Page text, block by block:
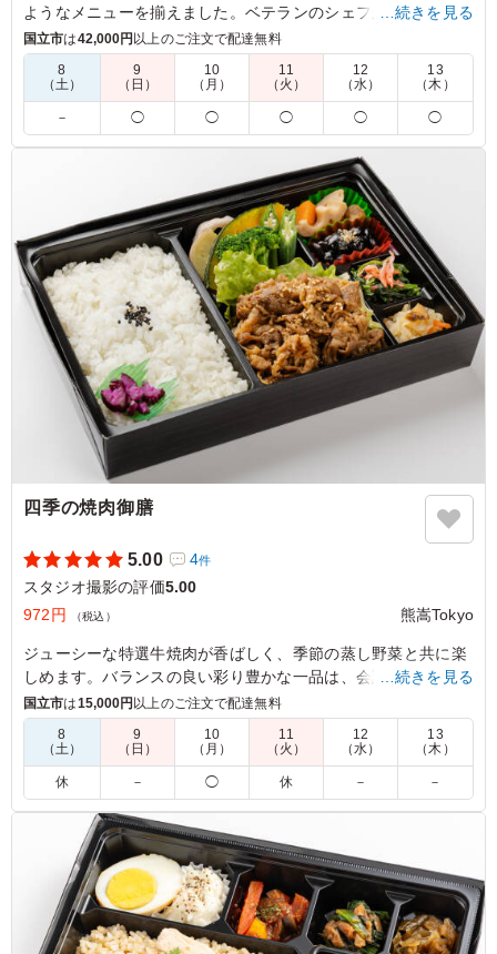
ようなメニューを揃えました。ベテランのシェフが腕を振るっ
た絶品中華をお楽しみください。
5.0 株式会社デフレックストア
油淋鶏は、外は香ばしく中はジューシーに仕上がった鶏肉
に、香味野菜の風味が効いた甘酸っぱいたれがよく絡み、
食欲をそそる一品でした。ねぎの爽やかな香りがアクセン
トとなり、濃すぎない味わいで最後までおいしくいただけ
ご利用シーン：ロケ・撮影›スタジオ撮影
神奈川県横浜市都筑区高山 2026/07/22
…続きを見る
国立市は42,000円 以上のご注文で配達無料
8
（土）
9
（日）
10
（月）
11
（火）
12
（水）
13
（木）
－ ◯ ◯ ◯ ◯ ◯
四季の焼肉御膳
5.00 4件
スタジオ撮影の評価5.00
972円
（税込） 熊嵩Tokyo
ジューシーな特選牛焼肉が香ばしく、季節の蒸し野菜と共に楽
しめます。バランスの良い彩り豊かな一品は、会議や社内懇親
ランチに最適です。
5.0
しっかりとした味付けのお肉で食欲が進み、冷めてもおい
しく食べられました。付け合わせも種類があり満足感があ
ります。ボリュームもちょうど良く、午後の撮影に向けて
しっかりエネルギー補給ができるお弁当でした
ご利用シーン：ロケ・撮影›スタジオ撮影
東京都世田谷区野毛2026/06/24
…続きを見る
国立市は15,000円以上のご注文で配達無料
8
（土）
9
（日）
10
（月）
11
（火）
12
（水）
13
（木）
休 － ◯ 休 － －